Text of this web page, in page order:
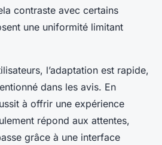
contraste avec certains
une uniformité limitant
l’adaptation est rapide,
dans les avis. En
à offrir une expérience
répond aux attentes,
grâce à une interface